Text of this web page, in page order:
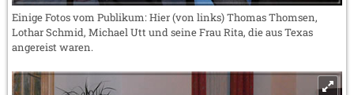
Einige Fotos vom Publikum: Hier (von links) Thomas Thomsen,
Lothar Schmid, Michael Utt und seine Frau Rita, die aus Texas
angereist waren.